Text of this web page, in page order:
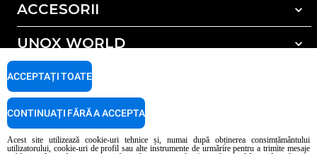
ACCESORII
Toate accesoriile
Detergent pentru spălarea automată
Detergent pentru spălarea manuală
Tratarea apei cu filtru de rășină
UNOX WORLD
Sediile noastre în lume
SUPORT
Garanția Unox
Acest site utilizează cookie-uri tehnice și, numai după obținerea consimțământului
utilizatorului, cookie-uri de profil sau alte instrumente de urmărire pentru a trimite mesaje
ACCEPTAȚI TOATE
CONTINUAȚI FĂRĂ A ACCEPTA